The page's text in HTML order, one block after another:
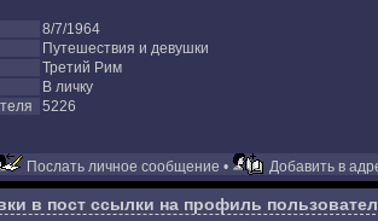
8/7/1964
Путешествия и девушки
Третий Рим
В личку
5226
Послать личное сообщение • Добавить в
в пост ссылки на профиль